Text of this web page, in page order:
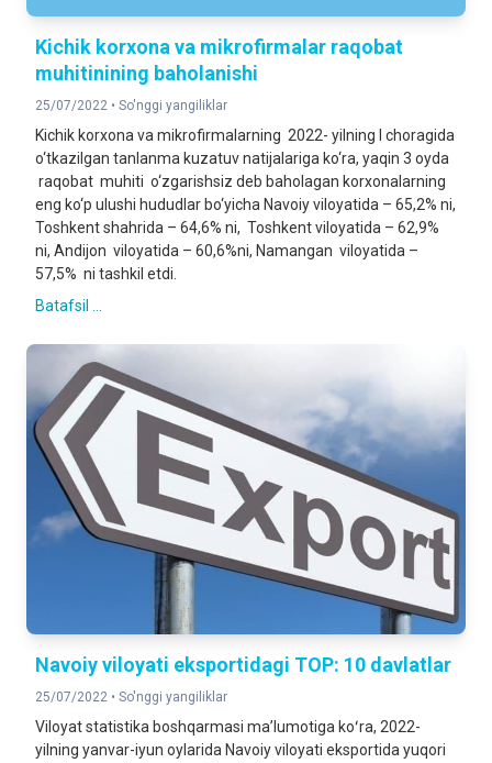
Kichik korxona va mikrofirmalar raqobat
muhitinining baholanishi
25/07/2022 • So'nggi yangiliklar
Kichik korxona va mikrofirmalarning 2022- yilning I choragida
o‘tkazilgan tanlanma kuzatuv natijalariga ko‘ra, yaqin 3 oyda
raqobat muhiti o‘zgarishsiz deb baholagan korxonalarning
eng ko‘p ulushi hududlar bo‘yicha Navoiy viloyatida – 65,2% ni,
Toshkent shahrida – 64,6% ni, Toshkent viloyatida – 62,9%
ni, Andijon viloyatida – 60,6%ni, Namangan viloyatida –
57,5% ni tashkil etdi.
Batafsil ...
Navoiy viloyati eksportidagi TOP: 10 davlatlar
25/07/2022 • So'nggi yangiliklar
Viloyat statistika boshqarmasi maʼlumotiga koʻra, 2022-
yilning yanvar-iyun oylarida Navoiy viloyati eksportida yuqori